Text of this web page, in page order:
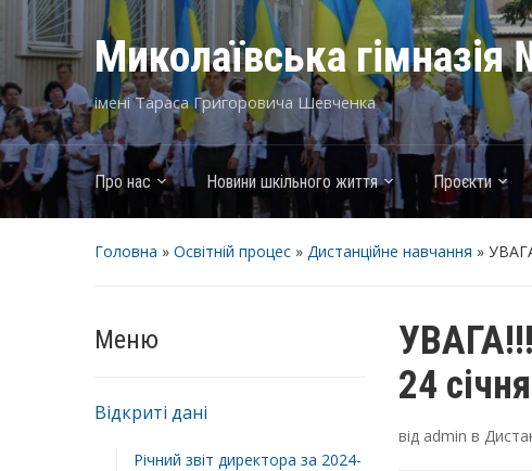
Миколаївська
імені Тараса Григоровича Шевченка
Про нас Новини шкільного життя Проєкти
Головна » Освітній процес » Дистанційне навчання »
Меню
Відкриті дані
Річний звіт директора за 2024-
24
від admin в